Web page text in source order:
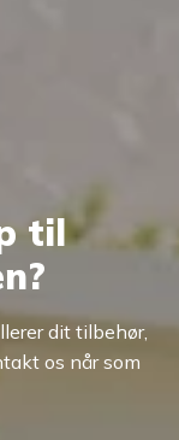
til
dit tilbehør,
os når som